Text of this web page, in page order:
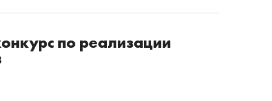
по реализации